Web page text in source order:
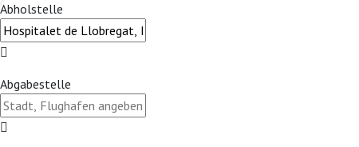
Abholstelle
Abgabestelle